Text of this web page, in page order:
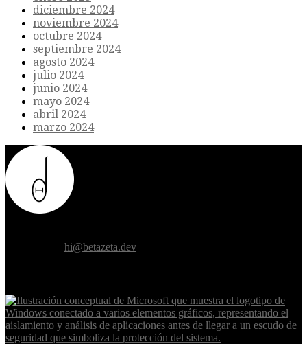
diciembre 2024
noviembre 2024
octubre 2024
septiembre 2024
agosto 2024
julio 2024
junio 2024
mayo 2024
abril 2024
marzo 2024
hi@betazeta.dev